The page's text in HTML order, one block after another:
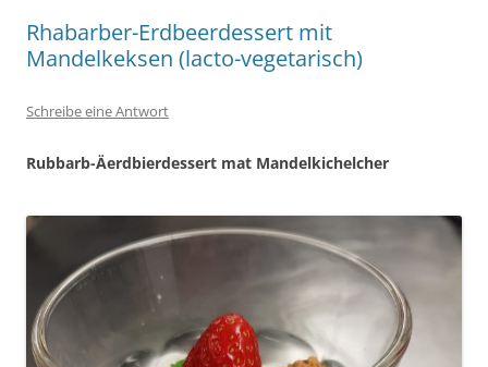
Rhabarber-Erdbeerdessert mit
Mandelkeksen (lacto-vegetarisch)
Schreibe eine Antwort
Rubbarb-Äerdbierdessert mat Mandelkichelcher